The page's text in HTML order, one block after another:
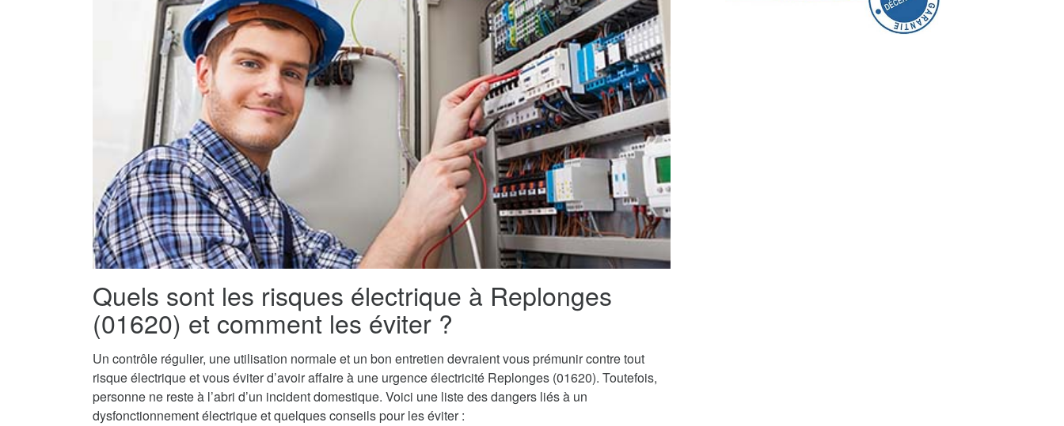
Quels sont les risques électrique à Replonges
(01620) et comment les éviter ?
Un contrôle régulier, une utilisation normale et un bon entretien devraient vous prémunir contre tout
risque électrique et vous éviter d’avoir affaire à une urgence électricité Replonges (01620). Toutefois,
personne ne reste à l’abri d’un incident domestique. Voici une liste des dangers liés à un
dysfonctionnement électrique et quelques conseils pour les éviter :